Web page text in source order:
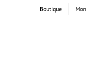
Boutique